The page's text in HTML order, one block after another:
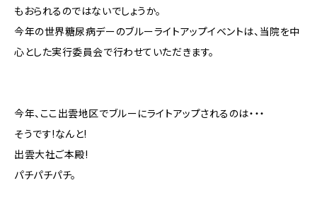
もおられるのではないでしょうか。
今年の世界糖尿病デーのブルーライトアップイベントは、当院を中
心とした実行委員会で行わせていただきます。
今年、ここ出雲地区でブルーにライトアップされるのは・・・
そうです!なんと!
出雲大社ご本殿!
パチパチパチ。